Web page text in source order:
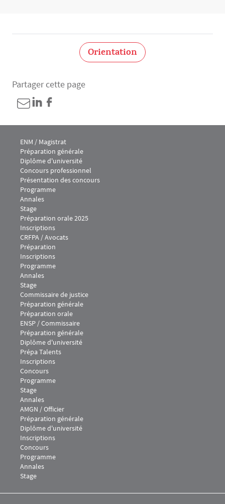
Orientation
Partager cette page
Menu footer IEJ 1
ENM / Magistrat
Préparation générale
Diplôme d'université
Concours professionnel
Présentation des concours
Programme
Annales
Stage
Préparation orale 2025
Inscriptions
Menu footer IEJ 2
CRFPA / Avocats
Préparation
Inscriptions
Programme
Annales
Stage
Menu footer IEJ 3
Commissaire de justice
Préparation générale
Préparation orale
Menu footer IEJ 4
ENSP / Commissaire
Préparation générale
Diplôme d'université
Prépa Talents
Inscriptions
Concours
Programme
Stage
Annales
Menu footer IEJ 5
AMGN / Officier
Préparation générale
Diplôme d'université
Inscriptions
Concours
Programme
Annales
Stage